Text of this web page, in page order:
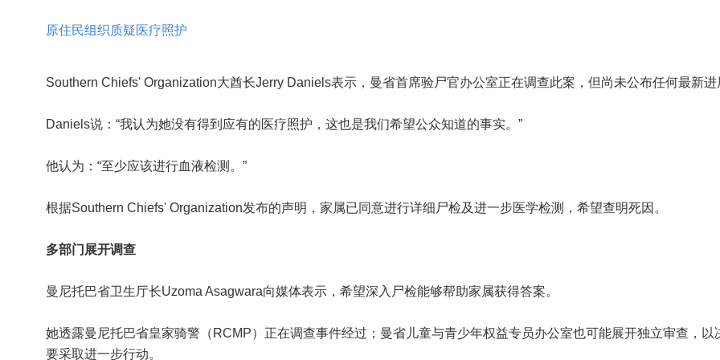
原住民组织质疑医疗照护
Southern Chiefs' Organization大酋长Jerry Daniels表示，曼省首席验尸官办公室正在调查此案，但尚未公布任何最新进
Daniels说：“我认为她没有得到应有的医疗照护，这也是我们希望公众知道的事实。”
他认为：“至少应该进行血液检测。”
根据Southern Chiefs' Organization发布的声明，家属已同意进行详细尸检及进一步医学检测，希望查明死因。
多部门展开调查
曼尼托巴省卫生厅长Uzoma Asagwara向媒体表示，希望深入尸检能够帮助家属获得答案。
她透露曼尼托巴省皇家骑警（RCMP）正在调查事件经过；曼省儿童与青少年权益专员办公室也可能展开独立审查，以
要采取进一步行动。